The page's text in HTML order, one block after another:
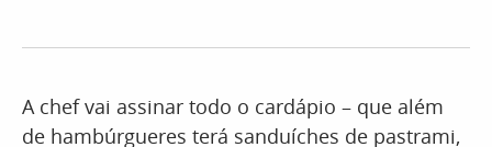
A chef vai assinar todo o cardápio – que além
de hambúrgueres terá sanduíches de pastrami,